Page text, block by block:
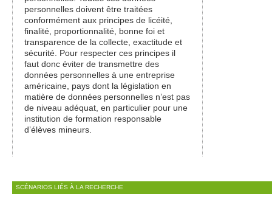
personnelles doivent être traitées
conformément aux principes de licéité,
finalité, proportionnalité, bonne foi et
transparence de la collecte, exactitude et
sécurité. Pour respecter ces principes il
faut donc éviter de transmettre des
données personnelles à une entreprise
américaine, pays dont la législation en
matière de données personnelles n’est pas
de niveau adéquat, en particulier pour une
institution de formation responsable
d’élèves mineurs.
SCÉNARIOS LIÉS À LA RECHERCHE